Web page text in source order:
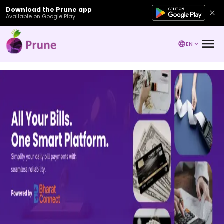
Download the Prune app
Available on Google Play
EN